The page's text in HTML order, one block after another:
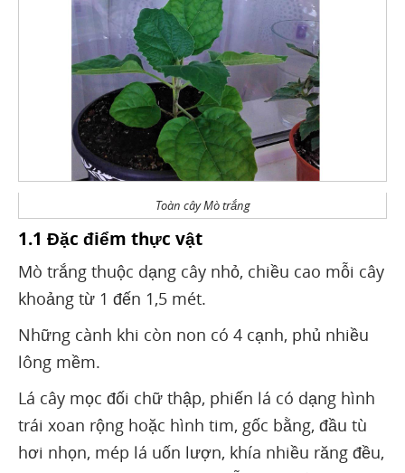
Toàn cây Mò trắng
1.1 Đặc điểm thực vật
Mò trắng thuộc dạng cây nhỏ, chiều cao mỗi cây
khoảng từ 1 đến 1,5 mét.
Những cành khi còn non có 4 cạnh, phủ nhiều
lông mềm.
Lá cây mọc đối chữ thập, phiến lá có dạng hình
trái xoan rộng hoặc hình tim, gốc bằng, đầu tù
hơi nhọn, mép lá uốn lượn, khía nhiều răng đều,